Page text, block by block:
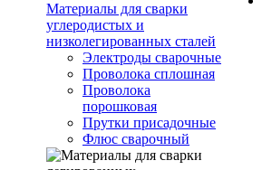
Материалы для сварки
углеродистых и
низколегированных сталей
Электроды сварочные
Проволока сплошная
Проволока
порошковая
Прутки присадочные
Флюс сварочный